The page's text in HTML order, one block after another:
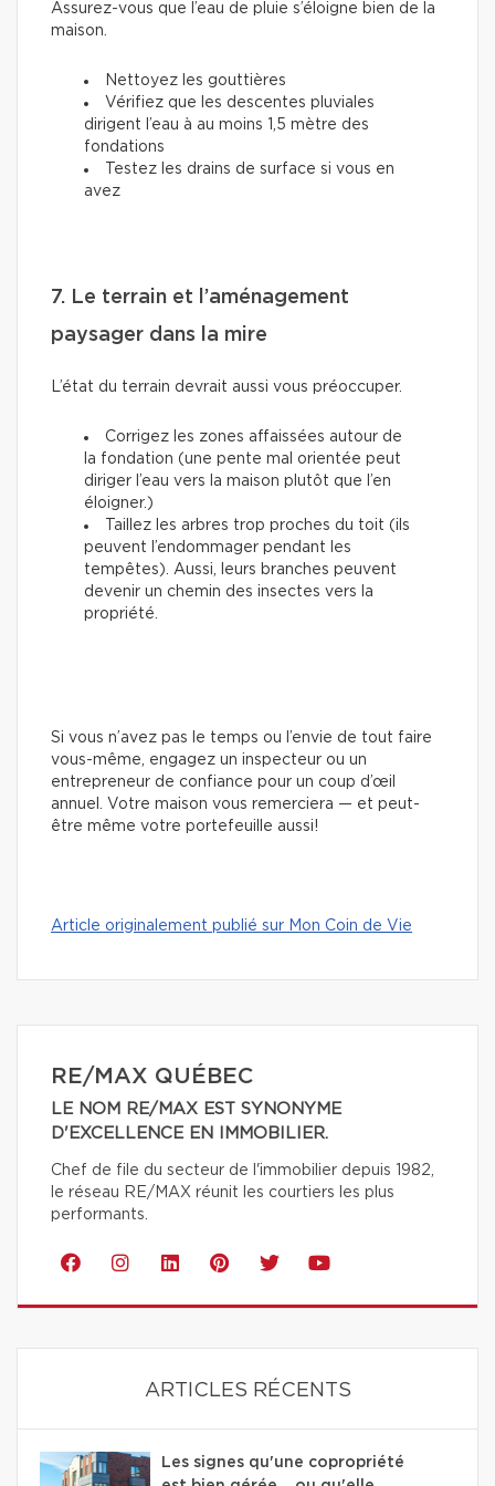
Assurez-vous que l’eau de pluie s’éloigne bien de la
maison.
Nettoyez les gouttières
Vérifiez que les descentes pluviales
dirigent l’eau à au moins 1,5 mètre des
fondations
Testez les drains de surface si vous en
avez
7. Le terrain et l’aménagement
paysager dans la mire
L’état du terrain devrait aussi vous préoccuper.
Corrigez les zones affaissées autour de
la fondation (une pente mal orientée peut
diriger l’eau vers la maison plutôt que l’en
éloigner.)
Taillez les arbres trop proches du toit (ils
peuvent l’endommager pendant les
tempêtes). Aussi, leurs branches peuvent
devenir un chemin des insectes vers la
propriété.
Si vous n’avez pas le temps ou l’envie de tout faire
vous-même, engagez un inspecteur ou un
entrepreneur de confiance pour un coup d’œil
annuel. Votre maison vous remerciera — et peut-
être même votre portefeuille aussi!
Article originalement publié sur Mon Coin de Vie
RE/MAX QUÉBEC
LE NOM RE/MAX EST SYNONYME
D'EXCELLENCE EN IMMOBILIER.
Chef de file du secteur de l'immobilier depuis 1982,
le réseau RE/MAX réunit les courtiers les plus
performants.
ARTICLES RÉCENTS
Les signes qu'une copropriété